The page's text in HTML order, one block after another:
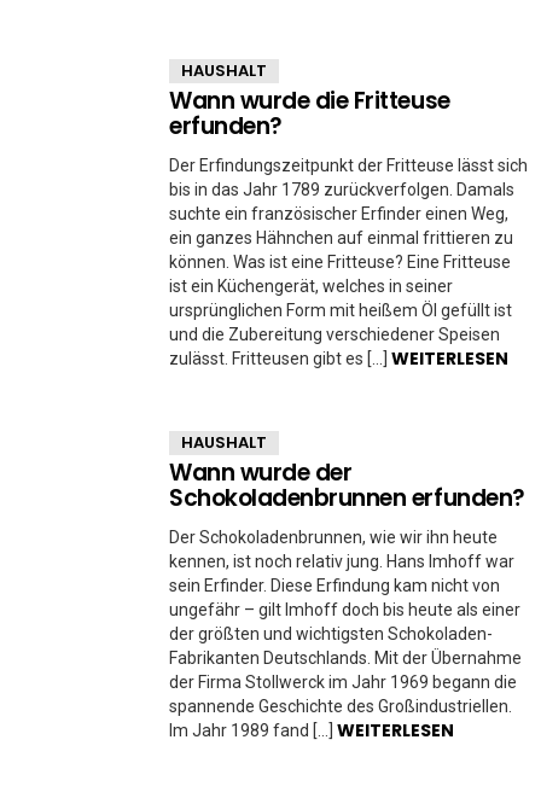
HAUSHALT
Wann wurde die Fritteuse
erfunden?
Der Erfindungszeitpunkt der Fritteuse lässt sich
bis in das Jahr 1789 zurückverfolgen. Damals
suchte ein französischer Erfinder einen Weg,
ein ganzes Hähnchen auf einmal frittieren zu
können. Was ist eine Fritteuse? Eine Fritteuse
ist ein Küchengerät, welches in seiner
ursprünglichen Form mit heißem Öl gefüllt ist
und die Zubereitung verschiedener Speisen
zulässt. Fritteusen gibt es […] WEITERLESEN
HAUSHALT
Wann wurde der
Schokoladenbrunnen erfunden?
Der Schokoladenbrunnen, wie wir ihn heute
kennen, ist noch relativ jung. Hans Imhoff war
sein Erfinder. Diese Erfindung kam nicht von
ungefähr – gilt Imhoff doch bis heute als einer
der größten und wichtigsten Schokoladen-
Fabrikanten Deutschlands. Mit der Übernahme
der Firma Stollwerck im Jahr 1969 begann die
spannende Geschichte des Großindustriellen.
Im Jahr 1989 fand […] WEITERLESEN